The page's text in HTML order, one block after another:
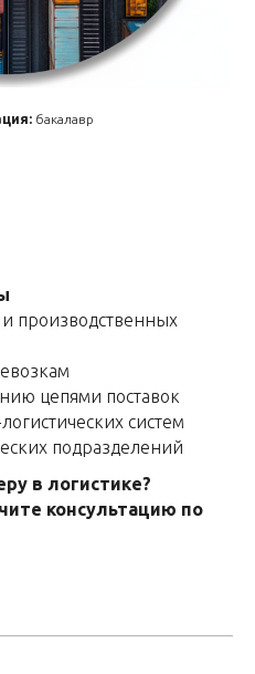
бакалавр
производственных
цепями поставок
систем
подразделений
в логистике?
консультацию по